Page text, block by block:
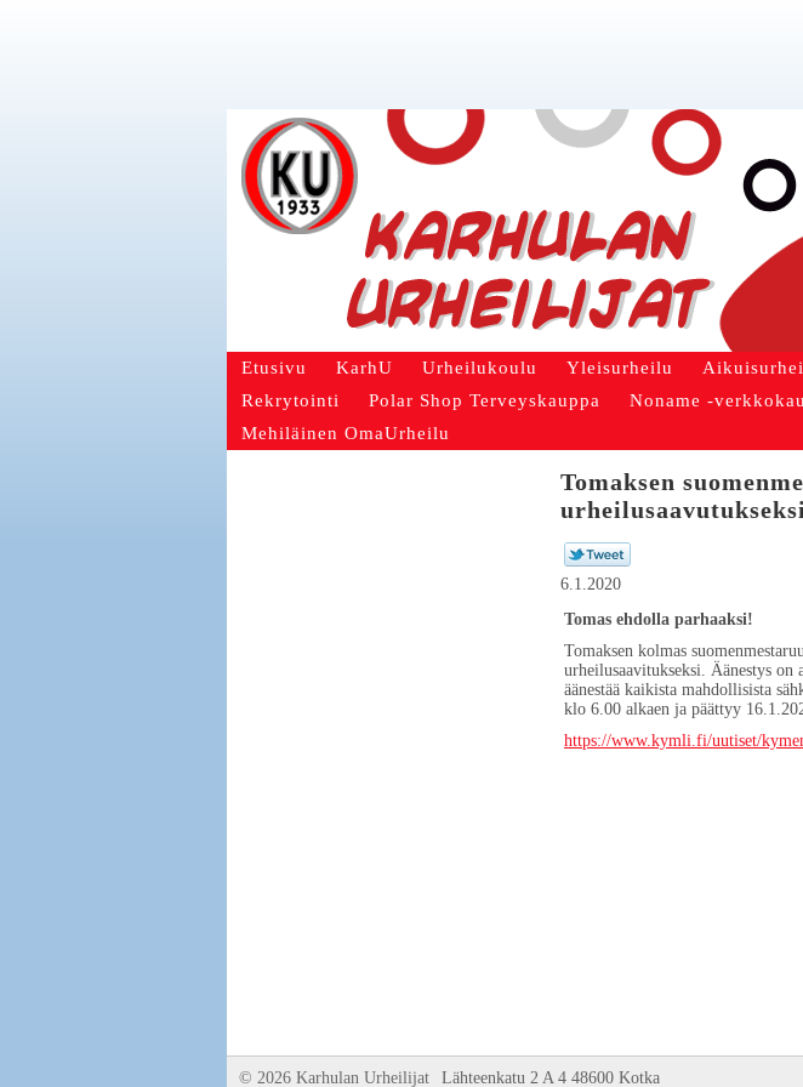
Etusivu KarhU Urheilukoulu Yleisurheilu
Rekrytointi
Polar Shop Terveyskauppa Noname -
Mehiläinen OmaUrheilu
Tomaksen
urheilusaavutukseksi
6.1.2020
Tomas ehdolla parhaaksi!
Tomaksen kolmas
urheilusaavitukseksi. Äänestys on
äänestää kaikista mahdollisista
klo 6.00 alkaen ja päättyy
https://www.kymli.fi/uutiset/
© 2026 Karhulan Urheilijat Lähteenkatu 2 A 4 48600 Kotka